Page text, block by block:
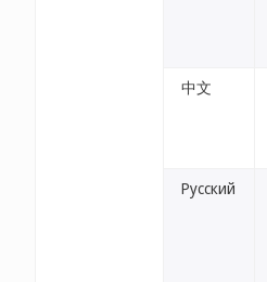
中文
Русский